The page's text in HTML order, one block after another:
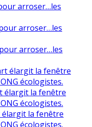
arroser…les
arroser…les
arroser…les
élargit la fenêtre
écologistes.
élargit la fenêtre
écologistes.
élargit la fenêtre
écologistes.